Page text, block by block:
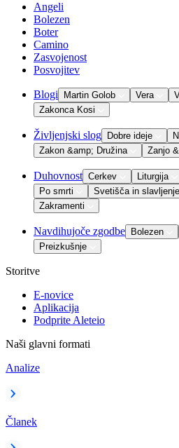
Angeli
Bolezen
Boter
Camino
Zasvojenost
Posvojitev
Blogi Martin Golob Vera
Zakonca Kosi
Življenjski slog Dobre ideje
Zakon &amp; Družina
Zanjo
Duhovnost Cerkev Liturgija
Po smrti
Svetišča in slavljenje
Zakramenti
Navdihujoče zgodbe Bolezen
Preizkušnje
Storitve
E-novice
Aplikacija
Podprite Aleteio
Naši glavni formati
Analize
Članek